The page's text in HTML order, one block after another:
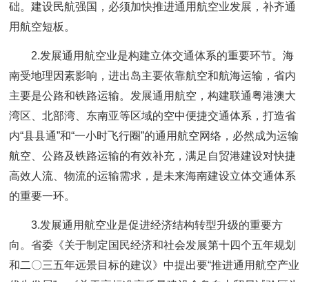
础。建设民航强国，必须加快推进通用航空业发展，补齐通
用航空短板。
2.发展通用航空业是构建立体交通体系的重要环节。海
南受地理因素影响，进出岛主要依靠航空和航海运输，省内
主要是公路和铁路运输。发展通用航空，构建联通粤港澳大
湾区、北部湾、东南亚等区域的空中便捷交通体系，打造省
内“县县通”和“一小时飞行圈”的通用航空网络，必然成为运输
航空、公路及铁路运输的有效补充，满足自贸港建设对快捷
高效人流、物流的运输需求，是未来海南建设立体交通体系
的重要一环。
3.发展通用航空业是促进经济结构转型升级的重要方
向。省委《关于制定国民经济和社会发展第十四个五年规划
和二〇三五年远景目标的建议》中提出要“推进通用航空产业